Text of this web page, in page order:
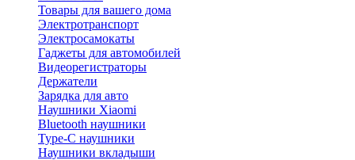
Товары для вашего дома
Электротранспорт
Электросамокаты
Гаджеты для автомобилей
Видеорегистраторы
Держатели
Зарядка для авто
Наушники Xiaomi
Bluetooth наушники
Type-C наушники
Наушники вкладыши